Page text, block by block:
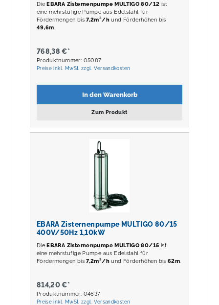
DieEBARA Zisternenpumpe MULTIGO 80/12 ist
eine mehrstufige Pumpe aus Edelstahl für
Fördermengen bis7,2m³/h und Förderhöhen bis
49,6m.
768,38 €*
Produktnummer: 05087
Preise inkl. MwSt. zzgl. Versandkosten
In den Warenkorb
Zum Produkt
EBARA Zisternenpumpe MULTIGO 80/15
400V/50Hz 1,10kW
DieEBARA Zisternenpumpe MULTIGO 80/15 ist
eine mehrstufige Pumpe aus Edelstahl für
Fördermengen bis7,2m³/h und Förderhöhen bis62m
814,20 €*
Produktnummer: 04637
Preise inkl. MwSt. zzgl. Versandkosten